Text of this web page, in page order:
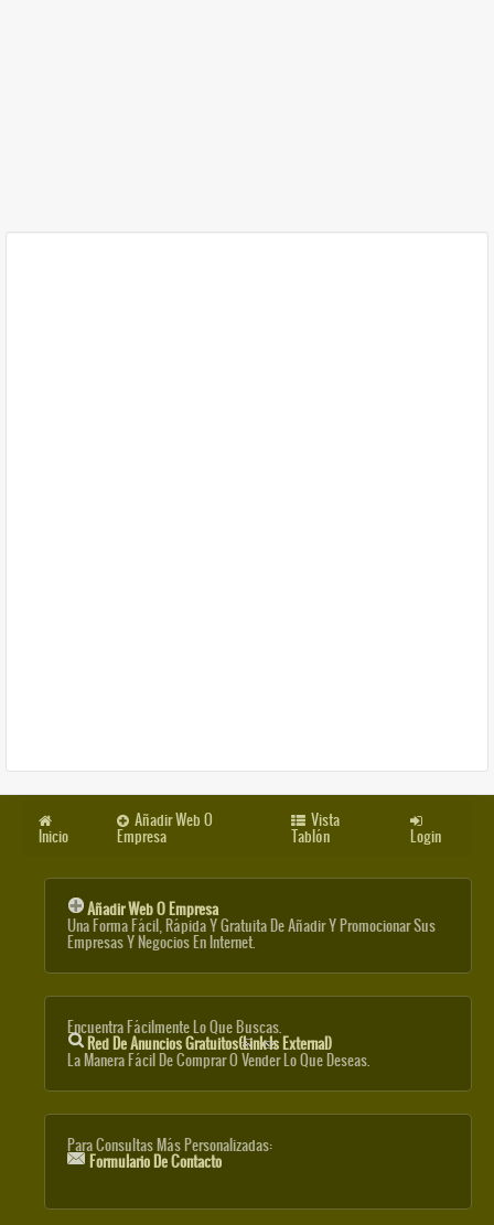
Inicio
Añadir Web O
Empresa
Vista
Tablón Login
Añadir Web O Empresa
Una Forma Fácil, Rápida Y Gratuita De Añadir Y Promocionar Sus
Empresas Y Negocios En Internet.
Encuentra Fácilmente Lo Que Buscas.
Red De Anuncios Gratuitos(link Is External)
La Manera Fácil De Comprar O Vender Lo Que Deseas.
Para Consultas Más Personalizadas:
Formulario De Contacto